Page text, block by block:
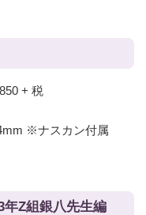
+ 税
※ナスカン付属
Z組銀八先生編